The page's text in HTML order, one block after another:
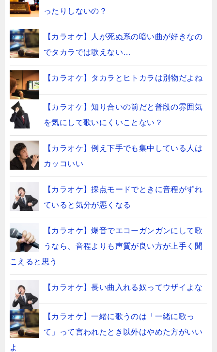
ったりしないの？
【カラオケ】人が死ぬ系の暗い曲が好きなの
でタカラでは歌えない…
【カラオケ】タカラとヒトカラは別物だよね
【カラオケ】知り合いの前だと普段の雰囲気
を気にして歌いにくいことない？
【カラオケ】例え下手でも集中している人は
カッコいい
【カラオケ】採点モードでときに音程がずれ
ていると気分が悪くなる
【カラオケ】爆音でエコーガンガンにして歌
うなら、音程よりも声質が良い方が上手く聞
こえると思う
【カラオケ】長い曲入れる奴ってウザイよな
【カラオケ】一緒に歌うのは「一緒に歌っ
て」って言われたとき以外はやめた方がいい
よ